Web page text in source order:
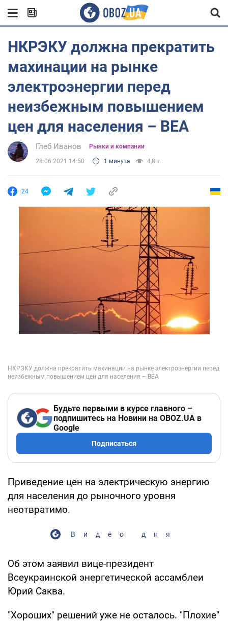
НКРЭКУ должна прекратить
махинации на рынке
электроэнергии перед
неизбежным повышением
цен для населения – ВЕА
Глеб Иванов Рынки и компании
28.06.2021 14:50 1 минута 4,8 т.
24
Будьте первыми в курсе главного –
подпишитесь на Новини на OBOZ.UA в
Google
Подписаться
Приведение цен на электрическую энергию
для населения до рыночного уровня
неотвратимо.
Видео дня
Об этом заявил вице-президент
Всеукраинской энергетической ассамблеи
Юрий Саква.
"Хороших" решений уже не осталось. "Плохие"